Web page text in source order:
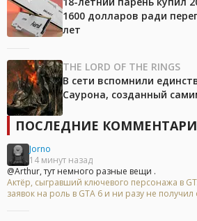
1600 долларов ради
лет
THE LORD OF THE RINGS
В сети вспомнили
Саурона, созданный
ПОСЛЕДНИЕ
Jorno
14 минут назад
@Arthur, тут немного разные вещи .
Актёр, сыгравший ключевого персонажа в
заявок на роль в GTA 6 и ни разу не получил